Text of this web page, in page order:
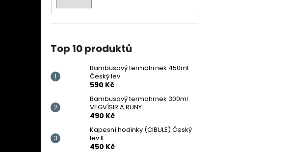
Top 10 produktů
Bambusový termohrnek 450ml
Český lev
590 Kč
Bambusový termohrnek 300ml
VEGVÍSIR A RUNY
490 Kč
Kapesní hodinky (CIBULE) Český
lev II
450 Kč